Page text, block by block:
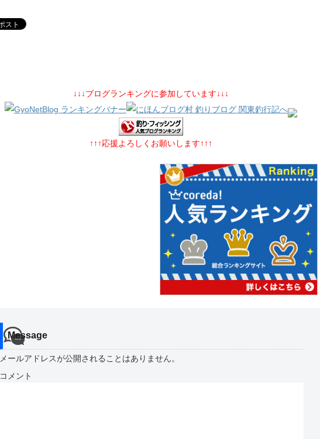
↓↓↓ブログランキングに参加しています↓↓↓
↑↑↑応援よろしくお願いします↑↑↑
Message
メールアドレスが公開されることはありません。
コメント